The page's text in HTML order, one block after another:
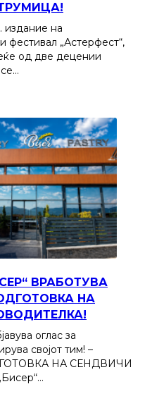
издание на
фестивал „Астерфест“,
од две децении
ВРАБОТУВА
НА
оглас за
својот тим! –
НА СЕНДВИЧИ